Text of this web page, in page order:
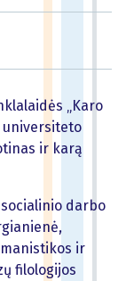
„Karo
universiteto
ir karą
darbo
ir
filologijos